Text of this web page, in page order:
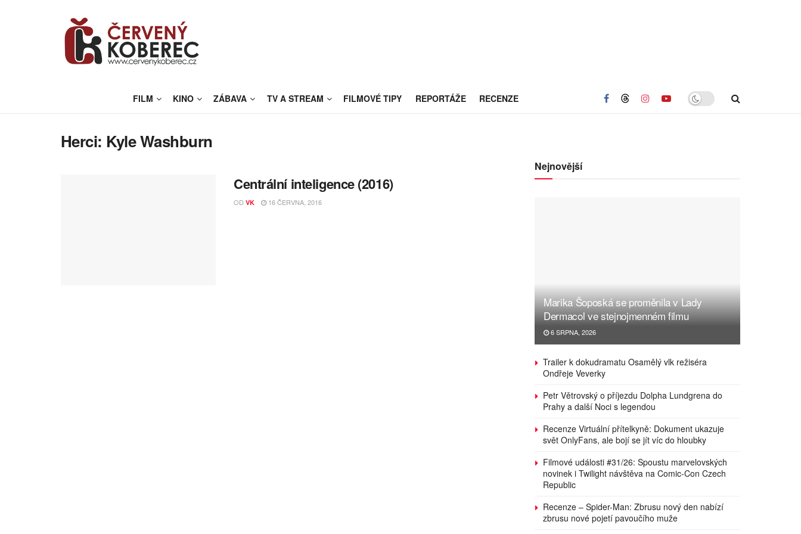
FILM KINO ZÁBAVA TV A STREAM FILMOVÉ TIPY REPORTÁŽE RECENZE
Herci: Kyle Washburn
Centrální inteligence (2016)
OD VK 16 ČERVNA, 2016
Nejnovější
Marika Šoposká se proměnila v Lady
Dermacol ve stejnojmenném filmu
6 SRPNA, 2026
Trailer k dokudramatu Osamělý vlk režiséra
Ondřeje Veverky
Petr Větrovský o příjezdu Dolpha Lundgrena do
Prahy a další Noci s legendou
Recenze Virtuální přítelkyně: Dokument ukazuje
svět OnlyFans, ale bojí se jít víc do hloubky
Filmové události #31/26: Spoustu marvelovských
novinek i Twilight návštěva na Comic-Con Czech
Republic
Recenze – Spider-Man: Zbrusu nový den nabízí
zbrusu nové pojetí pavoučího muže